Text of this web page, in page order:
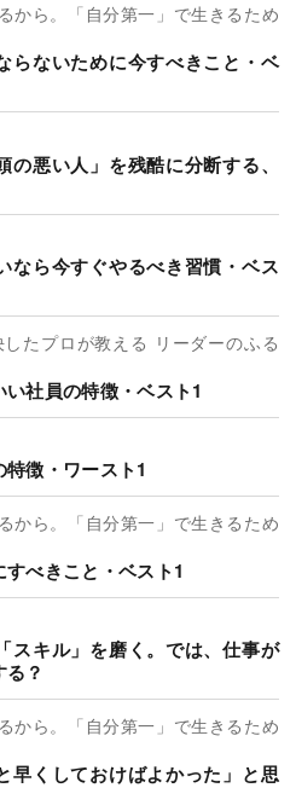
から。「自分第一」で生きるため
らないために今すべきこと・ベ
の悪い人」を残酷に分断する、
なら今すぐやるべき習慣・ベス
たプロが教える リーダーのふる
社員の特徴・ベスト1
特徴・ワースト1
から。「自分第一」で生きるため
すべきこと・ベスト1
スキル」を磨く。では、仕事が
？
から。「自分第一」で生きるため
早くしておけばよかった」と思